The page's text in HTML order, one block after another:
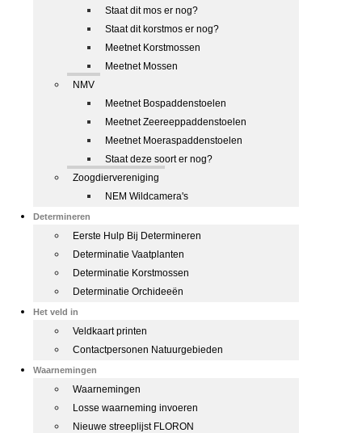
Staat dit mos er nog?
Staat dit korstmos er nog?
Meetnet Korstmossen
Meetnet Mossen
NMV
Meetnet Bospaddenstoelen
Meetnet Zeereeppaddenstoelen
Meetnet Moeraspaddenstoelen
Staat deze soort er nog?
Zoogdiervereniging
NEM Wildcamera's
Determineren
Eerste Hulp Bij Determineren
Determinatie Vaatplanten
Determinatie Korstmossen
Determinatie Orchideeën
Het veld in
Veldkaart printen
Contactpersonen Natuurgebieden
Waarnemingen
Waarnemingen
Losse waarneming invoeren
Nieuwe streeplijst FLORON